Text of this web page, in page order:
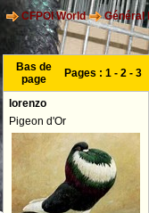
CFPOI World Général
Bas de
page
Pages : 1 - 2 - 3
lorenzo
Pigeon d'Or